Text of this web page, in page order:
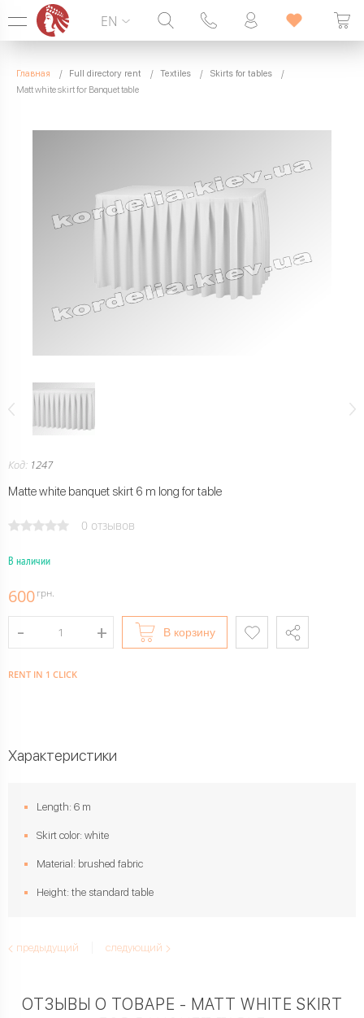
099 338 00 22
SEVEN DAYS A WEEK
EN
Главная Full directory rent Textiles
Skirts for tables
Matt white skirt for Banquet table
Код: 1247
Matte white banquet skirt 6 m long for table
0 отзывов
В наличии
600грн.
В корзину
RENT IN 1 CLICK
Характеристики
Length: 6 m
Skirt color: white
Material: brushed fabric
Height: the standard table
предыдущий следующий
ОТЗЫВЫ О ТОВАРЕ - MATT WHITE SKIRT